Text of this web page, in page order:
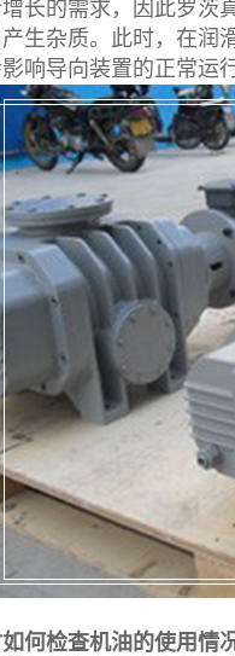
长的需求，因此罗茨
生杂质。此时，在润
响导向装置的正常运
检查机油的使用情况